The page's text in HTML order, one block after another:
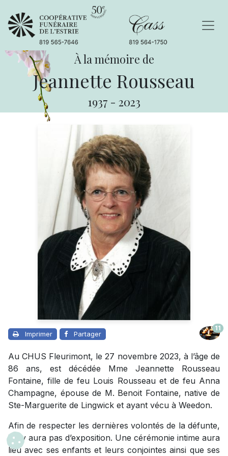
À la mémoire de
Jeannette Rousseau
1937 - 2023
Imprimer Partager
11
Au CHUS Fleurimont, le 27 novembre 2023, à l’âge de
86 ans, est décédée Mme Jeannette Rousseau
Fontaine, fille de feu Louis Rousseau et de feu Anna
Champagne, épouse de M. Benoit Fontaine, native de
Ste-Marguerite de Lingwick et ayant vécu à Weedon.
Afin de respecter les dernières volontés de la défunte,
il n’y aura pas d’exposition. Une cérémonie intime aura
lieu avec ses enfants et leurs conjointes ainsi que ses